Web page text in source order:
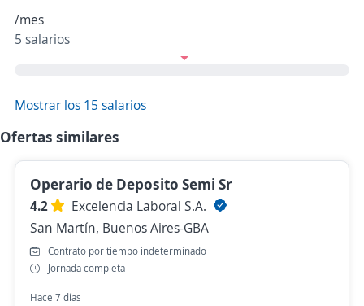
/mes
5 salarios
Mostrar los 15 salarios
Ofertas similares
Operario de Deposito Semi Sr
4.2
Excelencia Laboral S.A.
San Martín, Buenos Aires-GBA
Contrato por tiempo indeterminado
Jornada completa
Hace 7 días